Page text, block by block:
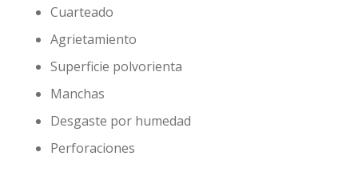
Cuarteado
Agrietamiento
Superficie polvorienta
Manchas
Desgaste por humedad
Perforaciones